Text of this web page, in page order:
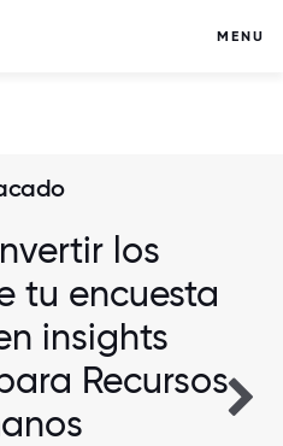
MENU
los
tu encuesta
insights
Recursos